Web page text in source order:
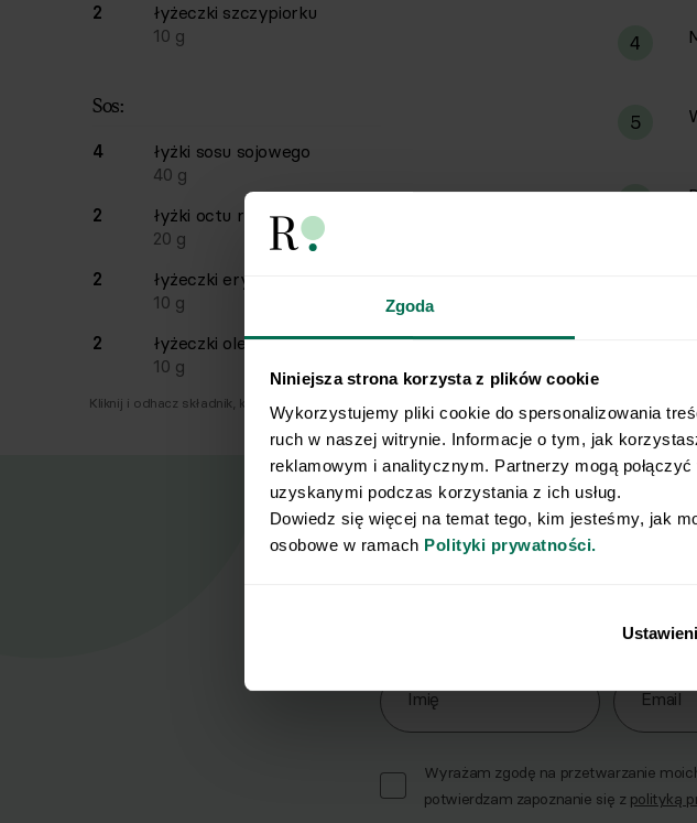
Zgoda
Niniejsza strona korzysta z plików cookie
Wykorzystujemy pliki cookie do spersonalizowania
ruch w naszej witrynie. Informacje o tym, jak
reklamowym i analitycznym. Partnerzy mogą
uzyskanymi podczas korzystania z ich usług.
Dowiedz się więcej na temat tego, kim jesteśmy, jak
osobowe w ramach Polityki prywatności.
2
łyżeczki szczypiorku
10 g
Sos:
4 łyżki sosu sojowego
40 g
2
łyżki octu ryżowego
20 g
2
łyżeczki erytrolu
10 g
2
łyżeczki oleju sezamowego
10 g
Kliknij i odhacz składnik, który już masz.
4
5
Wyślij
Nasze najlepsze
Imię Email
Wyrażam zgodę na przetwarzanie
potwierdzam zapoznanie się z polityką